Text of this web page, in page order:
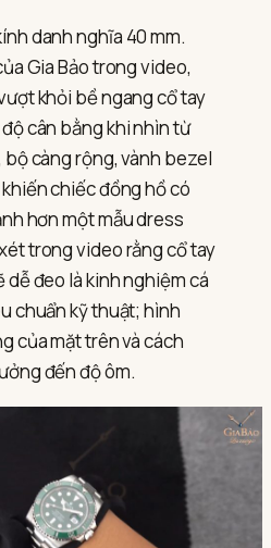
danh nghĩa 40 mm.
Gia Bảo trong video,
khỏi bề ngang cổ tay
cân bằng khi nhìn từ
càng rộng, vành bezel
chiếc đồng hồ có
hơn một mẫu dress
trong video rằng cổ tay
dễ đeo là kinh nghiệm cá
chuẩn kỹ thuật; hình
của mặt trên và cách
đến độ ôm.